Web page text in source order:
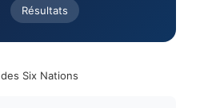
Résultats
Six Nations